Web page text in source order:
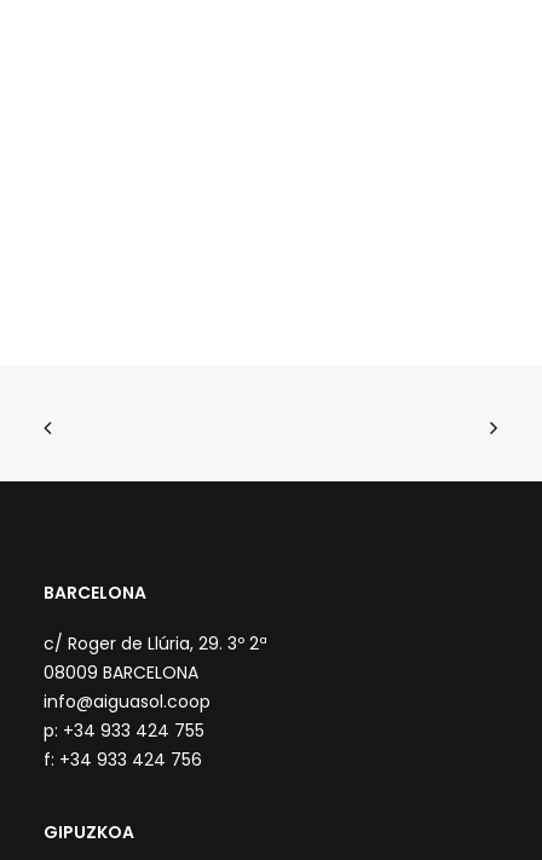
BARCELONA
c/ Roger de Llúria, 29. 3º 2ª
08009 BARCELONA
info@aiguasol.coop
p: +34 933 424 755
f: +34 933 424 756
GIPUZKOA